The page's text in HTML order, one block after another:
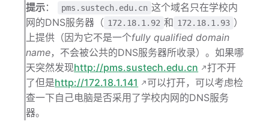
提示： pms.sustech.edu.cn 这个域名只在学校内
网的DNS服务器（ 172.18.1.92 和 172.18.1.93 ）
上提供（因为它不是一个fully qualified domain
name，不会被公共的DNS服务器所收录）。如果哪
天突然发现http://pms.sustech.edu.cn
打不开
了但是http://172.18.1.141
可以打开，可以考虑检
查一下自己电脑是否采用了学校内网的DNS服务
器。